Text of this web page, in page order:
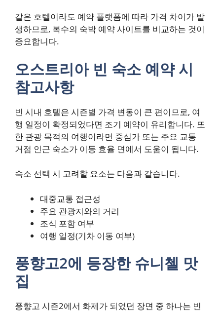
같은 호텔이라도 예약 플랫폼에 따라 가격 차이가 발
생하므로, 복수의 숙박 예약 사이트를 비교하는 것이
중요합니다.
오스트리아 빈 숙소 예약 시
참고사항
빈 시내 호텔은 시즌별 가격 변동이 큰 편이므로, 여
행 일정이 확정되었다면 조기 예약이 유리합니다. 또
한 관광 목적의 여행이라면 중심가 또는 주요 교통
거점 인근 숙소가 이동 효율 면에서 도움이 됩니다.
숙소 선택 시 고려할 요소는 다음과 같습니다.
대중교통 접근성
주요 관광지와의 거리
조식 포함 여부
여행 일정(기차 이동 여부)
풍향고2에 등장한 슈니첼 맛
집
풍향고 시즌2에서 화제가 되었던 장면 중 하나는 빈